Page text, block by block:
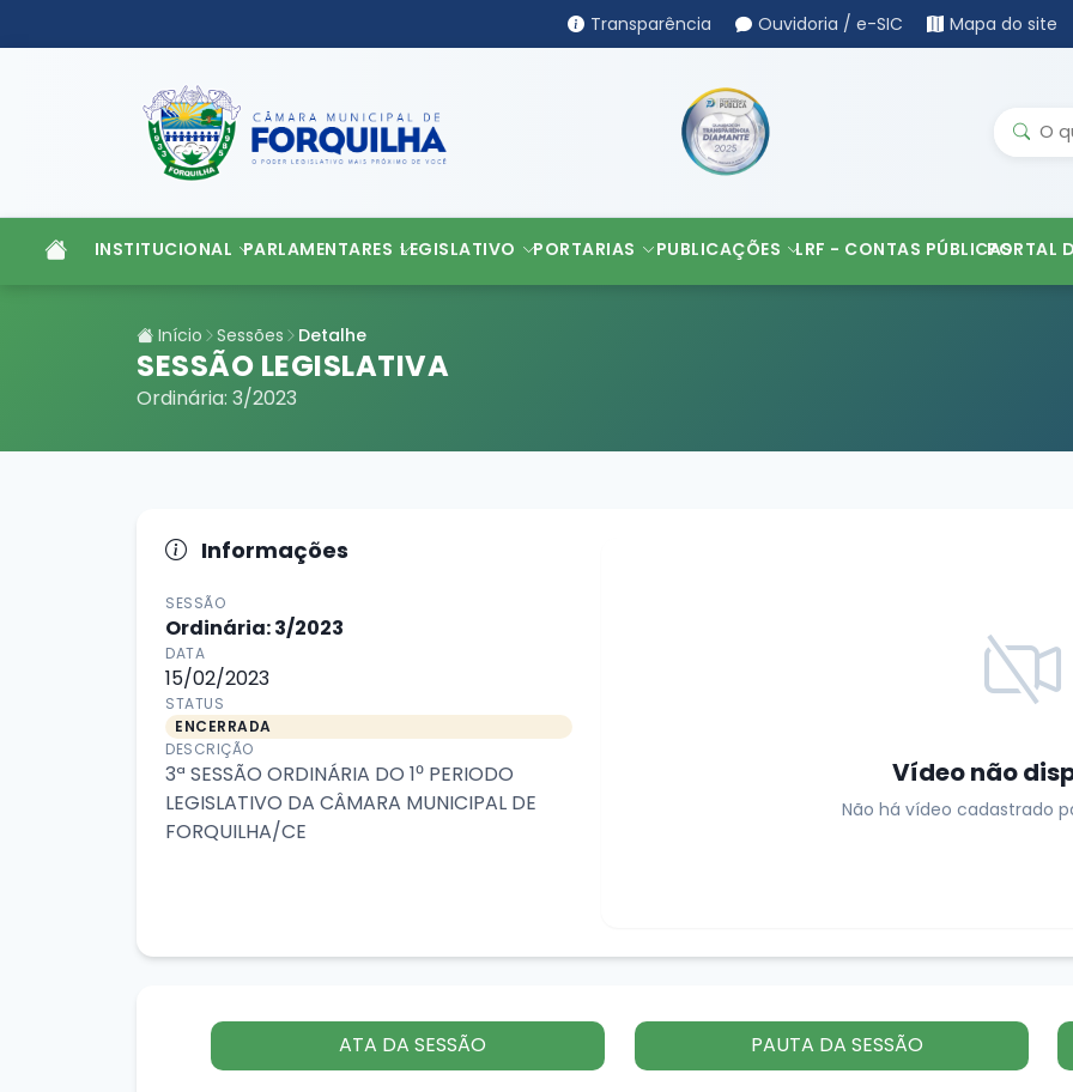
Transparência Ouvidoria / e-SIC Mapa do site
INSTITUCIONAL PARLAMENTARES LEGISLATIVO PORTARIAS PUBLICAÇÕES LRF - CONTAS PÚBLICASPORTAL
Início Sessões Detalhe
SESSÃO LEGISLATIVA
Ordinária: 3/2023
Informações
SESSÃO
Ordinária: 3/2023
DATA
15/02/2023
STATUS
ENCERRADA
DESCRIÇÃO
3ª SESSÃO ORDINÁRIA DO 1⁰ PERIODO
LEGISLATIVO DA CÂMARA MUNICIPAL DE
FORQUILHA/CE
Vídeo não
Não há vídeo cadastrado
ATA DA SESSÃO PAUTA DA SESSÃO